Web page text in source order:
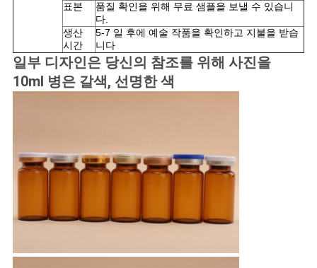
이
트
PRIVACY
표본
품질 확인을 위해 무료 샘플을 보낼 수 있습니
다.
생산
시간
5-7 일 후에 예술 작품을 확인하고 지불을 받습
니다
일부 디자인은 당신의 참조를 위해 사진을
10ml 병은 갈색, 선명한 색